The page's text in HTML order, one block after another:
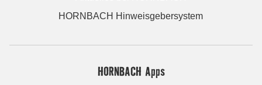
HORNBACH Hinweisgebersystem
HORNBACH Apps